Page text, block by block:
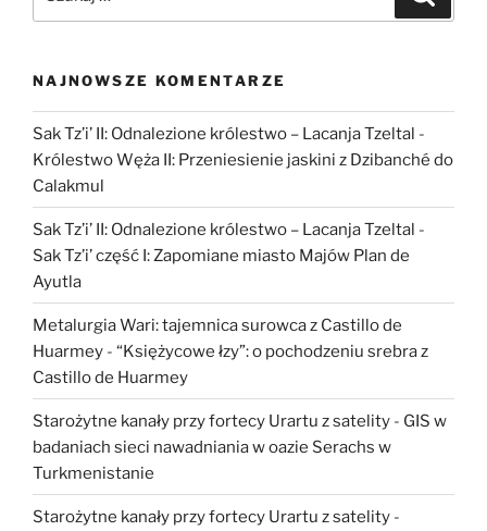
grodzie
Pasymiu”
NAJNOWSZE KOMENTARZE
Sak Tz’i’ II: Odnalezione królestwo – Lacanja Tzeltal -
Królestwo Węża II: Przeniesienie jaskini z Dzibanché do
Calakmul
Sak Tz’i’ II: Odnalezione królestwo – Lacanja Tzeltal -
Sak Tz’i’ część I: Zapomiane miasto Majów Plan de
Ayutla
Metalurgia Wari: tajemnica surowca z Castillo de
Huarmey - “Księżycowe łzy”: o pochodzeniu srebra z
Castillo de Huarmey
Starożytne kanały przy fortecy Urartu z satelity - GIS w
badaniach sieci nawadniania w oazie Serachs w
Turkmenistanie
Starożytne kanały przy fortecy Urartu z satelity -